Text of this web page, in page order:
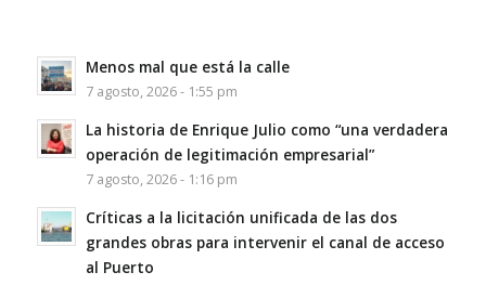
Menos mal que está la calle
7 agosto, 2026 - 1:55 pm
La historia de Enrique Julio como “una verdadera
operación de legitimación empresarial”
7 agosto, 2026 - 1:16 pm
Críticas a la licitación unificada de las dos
grandes obras para intervenir el canal de acceso
al Puerto